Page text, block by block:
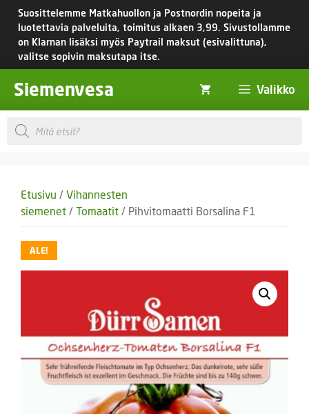
Siirry
sisältöön
Suosittelemme Matkahuollon ja Postnordin nopeita ja
luotettavia palveluita, toimitus alkaen 3,99. Sivustollamme
on Klarnan lisäksi myös Paytrail maksut (esivalittuna),
valitse sopivin maksutapa itse.
Siemenvesa Valikko
Products
search
Etusivu / Vihannesten
siemenet / Tomaatit / Pihvitomaatti Borsalina F1
ALE!